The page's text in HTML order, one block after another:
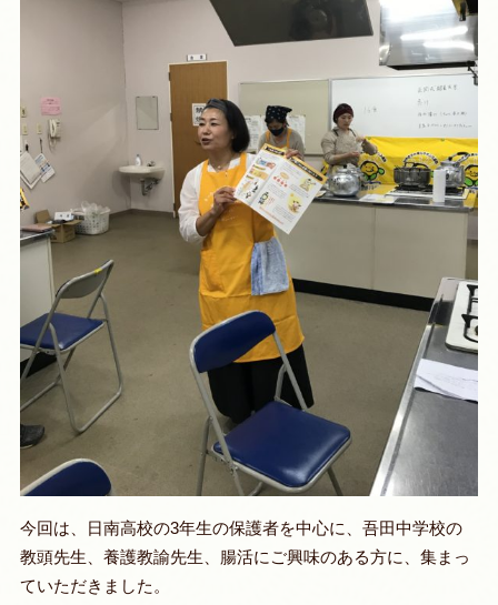
今回は、日南高校の3年生の保護者を中心に、吾田中学校の
教頭先生、養護教諭先生、腸活にご興味のある方に、集まっ
ていただきました。